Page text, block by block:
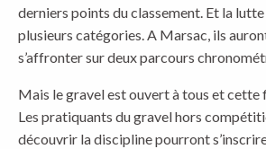
derniers points du classement. Et la
plusieurs catégories. A Marsac, ils
s’affronter sur deux parcours
Mais le gravel est ouvert à tous et cette
Les pratiquants du gravel hors
découvrir la discipline pourront